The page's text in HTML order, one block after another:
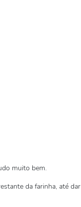
muito bem.
da farinha, até dar